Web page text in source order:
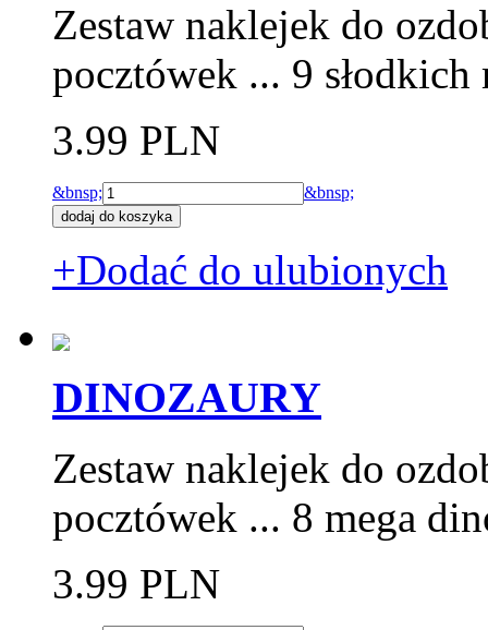
Zestaw naklejek do
pocztówek ... 9 słodkich
3.99 PLN
&bnsp; &bnsp;
+Dodać do ulubionych
DINOZAURY
Zestaw naklejek do
pocztówek ... 8 mega
3.99 PLN